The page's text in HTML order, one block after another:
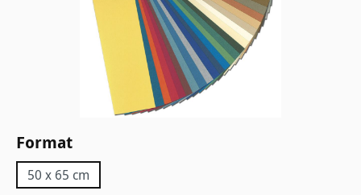
Formatauswählen
50 x 65 cm